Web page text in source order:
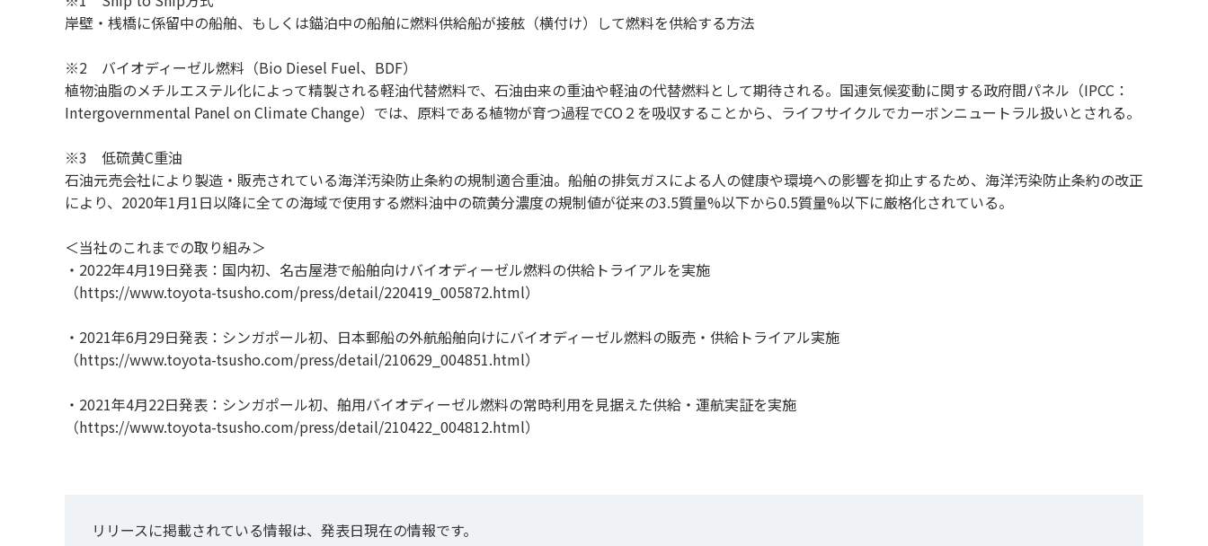
岸壁・桟橋に係留中の船舶、もしくは錨泊中の船舶に燃料供給船が接舷（横付け）して燃料を供給する方法
※2 バイオディーゼル燃料（Bio Diesel Fuel、BDF）
植物油脂のメチルエステル化によって精製される軽油代替燃料で、石油由来の重油や軽油の代替燃料として期待される。国連気候変動に関する政府間パネル（IPCC：
Intergovernmental Panel on Climate Change）では、原料である植物が育つ過程でCO２を吸収することから、ライフサイクルでカーボンニュートラル扱いとされる。
※3 低硫黄C重油
石油元売会社により製造・販売されている海洋汚染防止条約の規制適合重油。船舶の排気ガスによる人の健康や環境への影響を抑止するため、海洋汚染防止条約の改正
により、2020年1月1日以降に全ての海域で使用する燃料油中の硫黄分濃度の規制値が従来の3.5質量%以下から0.5質量%以下に厳格化されている。
＜当社のこれまでの取り組み＞
・2022年4月19日発表：国内初、名古屋港で船舶向けバイオディーゼル燃料の供給トライアルを実施
（https://www.toyota-tsusho.com/press/detail/220419_005872.html）
・2021年6月29日発表：シンガポール初、日本郵船の外航船舶向けにバイオディーゼル燃料の販売・供給トライアル実施
（https://www.toyota-tsusho.com/press/detail/210629_004851.html）
・2021年4月22日発表：シンガポール初、舶用バイオディーゼル燃料の常時利用を見据えた供給・運航実証を実施
（https://www.toyota-tsusho.com/press/detail/210422_004812.html）
リリースに掲載されている情報は、発表日現在の情報です。